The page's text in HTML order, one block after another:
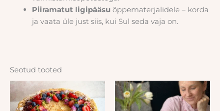
Piiramatut ligipääsu õppematerjalidele – korda
ja vaata üle just siis, kui Sul seda vaja on.
Seotud tooted